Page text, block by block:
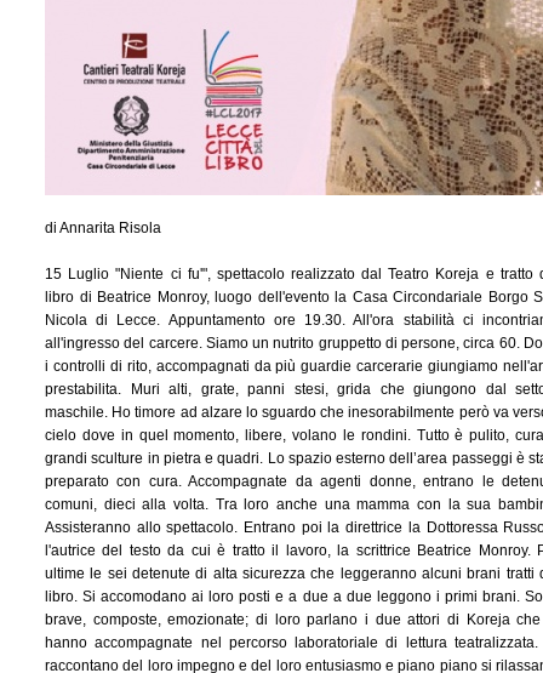
di Annarita Risola
15 Luglio "Niente ci fu'", spettacolo realizzato dal Teatro Koreja e tratto
libro di Beatrice Monroy, luogo dell'evento la Casa Circondariale Borgo
Nicola di Lecce. Appuntamento ore 19.30. All'ora stabilità ci
all'ingresso del carcere. Siamo un nutrito gruppetto di persone, circa 60.
i controlli di rito, accompagnati da più guardie carcerarie giungiamo
prestabilita. Muri alti, grate, panni stesi, grida che giungono dal
maschile. Ho timore ad alzare lo sguardo che inesorabilmente però va
cielo dove in quel momento, libere, volano le rondini. Tutto è pulito,
grandi sculture in pietra e quadri. Lo spazio esterno dell’area passeggi è
preparato con cura. Accompagnate da agenti donne, entrano le
comuni, dieci alla volta. Tra loro anche una mamma con la sua
Assisteranno allo spettacolo. Entrano poi la direttrice la Dottoressa
l'autrice del testo da cui è tratto il lavoro, la scrittrice Beatrice Monroy.
ultime le sei detenute di alta sicurezza che leggeranno alcuni brani tratti
libro. Si accomodano ai loro posti e a due a due leggono i primi brani.
brave, composte, emozionate; di loro parlano i due attori di Koreja
hanno accompagnate nel percorso laboratoriale di lettura
raccontano del loro impegno e del loro entusiasmo e piano piano si